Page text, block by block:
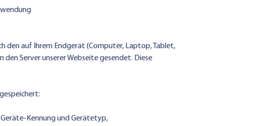
den auf Ihrem Endgerät (Computer, Laptop, Tablet,
Server unserer Webseite gesendet. Diese
Kennung und Gerätetyp,